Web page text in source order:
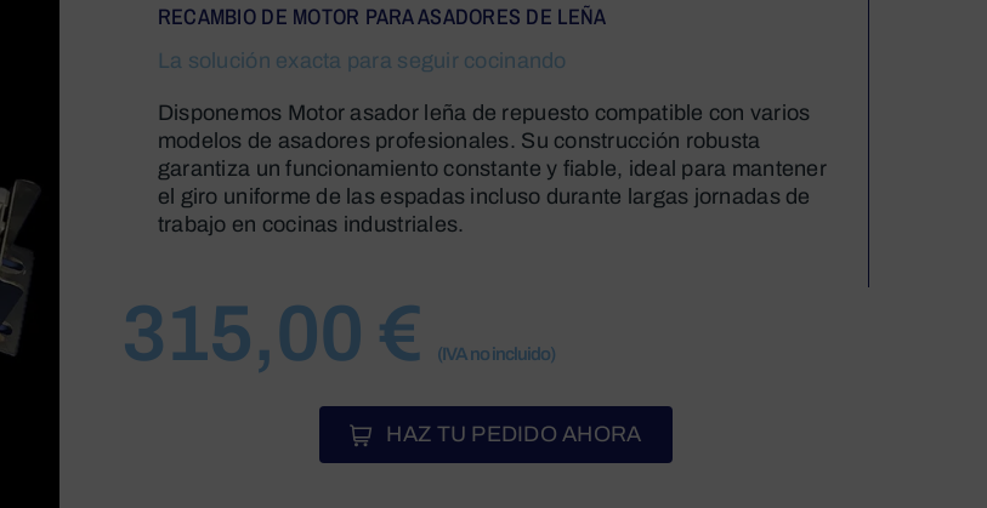
RECAMBIO DE MOTOR PARA ASADORES DE LEÑA
La solución exacta para seguir cocinando
Disponemos Motor asador leña de repuesto compatible con varios
modelos de asadores profesionales. Su construcción robusta
garantiza un funcionamiento constante y fiable, ideal para mantener
el giro uniforme de las espadas incluso durante largas jornadas de
trabajo en cocinas industriales.
315,00 € (IVA no incluido)
HAZ TU PEDIDO AHORA